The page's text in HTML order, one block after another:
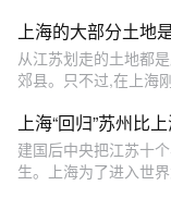
上海的大部分土地
从江苏划走的土地都
郊县。只不过,在上海
上海“回归”苏州比
建国后中央把江苏十
生。上海为了进入世